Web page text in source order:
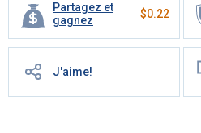
Partagez et
gagnez
$0.22
J'aime!